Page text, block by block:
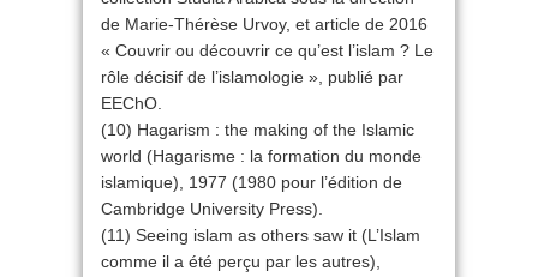
de Marie-Thérèse Urvoy, et article de 2016
« Couvrir ou découvrir ce qu’est l’islam ? Le
rôle décisif de l’islamologie », publié par
EEChO.
(10) Hagarism : the making of the Islamic
world (Hagarisme : la formation du monde
islamique), 1977 (1980 pour l’édition de
Cambridge University Press).
(11) Seeing islam as others saw it (L’Islam
comme il a été perçu par les autres),